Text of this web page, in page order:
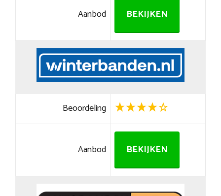
Aanbod BEKIJKEN
Beoordeling
Aanbod BEKIJKEN